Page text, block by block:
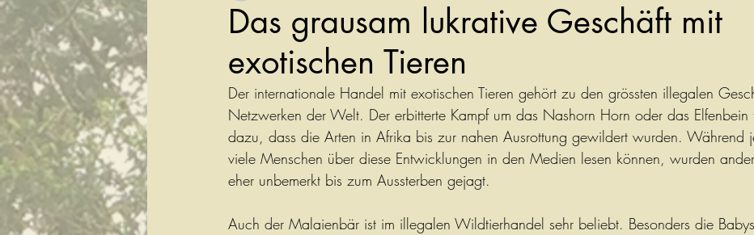
Das grausam lukrative Geschäft mit
exotischen Tieren
Der internationale Handel mit exotischen Tieren gehört zu den grössten illegalen
Netzwerken der Welt. Der erbitterte Kampf um das Nashorn Horn oder das Elfenbein
dazu, dass die Arten in Afrika bis zur nahen Ausrottung gewildert wurden. Während
viele Menschen über diese Entwicklungen in den Medien lesen können, wurden
eher unbemerkt bis zum Aussterben gejagt.
Auch der Malaienbär ist im illegalen Wildtierhandel sehr beliebt. Besonders die